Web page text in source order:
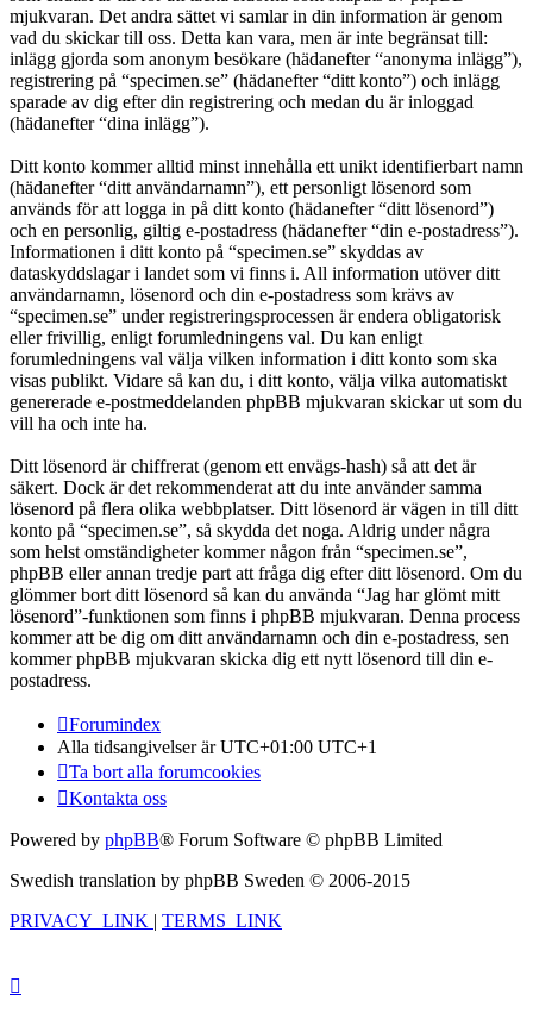
mjukvaran. Det andra sättet vi samlar in din information är genom
vad du skickar till oss. Detta kan vara, men är inte begränsat till:
inlägg gjorda som anonym besökare (hädanefter “anonyma inlägg”),
registrering på “specimen.se” (hädanefter “ditt konto”) och inlägg
sparade av dig efter din registrering och medan du är inloggad
(hädanefter “dina inlägg”).
Ditt konto kommer alltid minst innehålla ett unikt identifierbart namn
(hädanefter “ditt användarnamn”), ett personligt lösenord som
används för att logga in på ditt konto (hädanefter “ditt lösenord”)
och en personlig, giltig e-postadress (hädanefter “din e-postadress”).
Informationen i ditt konto på “specimen.se” skyddas av
dataskyddslagar i landet som vi finns i. All information utöver ditt
användarnamn, lösenord och din e-postadress som krävs av
“specimen.se” under registreringsprocessen är endera obligatorisk
eller frivillig, enligt forumledningens val. Du kan enligt
forumledningens val välja vilken information i ditt konto som ska
visas publikt. Vidare så kan du, i ditt konto, välja vilka automatiskt
genererade e-postmeddelanden phpBB mjukvaran skickar ut som du
vill ha och inte ha.
Ditt lösenord är chiffrerat (genom ett envägs-hash) så att det är
säkert. Dock är det rekommenderat att du inte använder samma
lösenord på flera olika webbplatser. Ditt lösenord är vägen in till ditt
konto på “specimen.se”, så skydda det noga. Aldrig under några
som helst omständigheter kommer någon från “specimen.se”,
phpBB eller annan tredje part att fråga dig efter ditt lösenord. Om du
glömmer bort ditt lösenord så kan du använda “Jag har glömt mitt
lösenord”-funktionen som finns i phpBB mjukvaran. Denna process
kommer att be dig om ditt användarnamn och din e-postadress, sen
kommer phpBB mjukvaran skicka dig ett nytt lösenord till din e-
postadress.
Forumindex
Alla tidsangivelser är UTC+01:00 UTC+1
Ta bort alla forumcookies
Kontakta oss
Powered by phpBB® Forum Software © phpBB Limited
Swedish translation by phpBB Sweden © 2006-2015
PRIVACY_LINK | TERMS_LINK